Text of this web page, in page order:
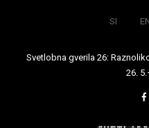
SI
Svetlobna gverila 26:
26.